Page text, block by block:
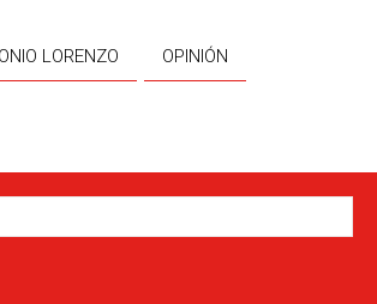
LORENZO OPINIÓN